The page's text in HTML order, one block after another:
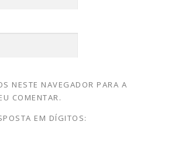
NESTE NAVEGADOR PARA A
COMENTAR.
EM DÍGITOS: